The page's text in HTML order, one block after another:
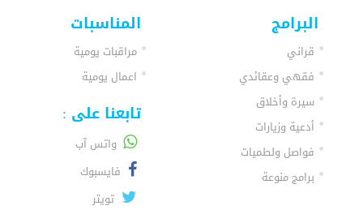
البرامج
قراني
فقهي وعقائدي
سيرة وأخلاق
أدعية وزيارات
فواصل ولطميات
برامج منوعة
المناسبات
مراقبات يومية
اعمال يومية
تابعنا على :
واتس آب
فايسبوك
تويتر